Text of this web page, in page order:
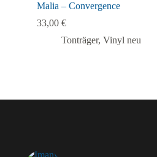
Malia – Convergence
33,00 €
Tonträger, Vinyl neu